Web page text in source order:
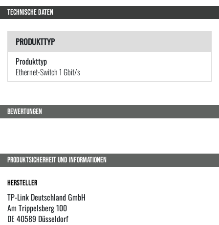
TECHNISCHE DATEN
PRODUKTTYP
Produkttyp
Ethernet-Switch 1 Gbit/s
BEWERTUNGEN
PRODUKTSICHERHEIT UND INFORMATIONEN
Hersteller
TP-Link Deutschland GmbH
Am Trippelsberg 100
DE 40589 Düsseldorf